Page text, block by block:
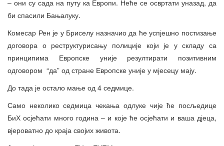
– они су сада на путу ка Европи. Неће се освртати уназад, да
би спасили Бањалуку.
Комесар Рен је у Бриселу назначио да ће успјешно постизање
договора о реструктурисању полиције који је у складу са
принципима Европске уније резултирати позитивним
одговором “да” од стране Европске уније у мјесецу мају.
До тада је остало мање од 4 седмице.
Само неколико седмица чекања одлуке чије ће посљедице
БиХ осјећати много година – и које ће осјећати и ваша дјеца,
вјероватно до краја својих живота.